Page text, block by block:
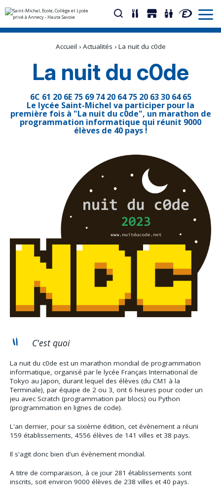
Aller
Outils
Accueil › Actualités › La nuit du c0de
La nuit du c0de
6C 61 20 6E 75 69 74 20 64 75 20 63 30 64 65
Le lycée Saint-Michel va participer pour la
première fois à "La nuit du c0de", un marathon de
programmation informatique qui réunit 9000
élèves de 40 pays !
C'est quoi
La nuit du c0de est un marathon mondial de programmation
informatique, organisé par le lycée Français International de
Tokyo au Japon, durant lequel des élèves (du CM1 à la
Terminale), par équipe de 2 ou 3, ont 6 heures pour coder un
jeu avec Scratch (programmation par blocs) ou Python
(programmation en lignes de code).
L'an dernier, pour sa sixième édition, cet évènement a réuni
159 établissements, 4556 élèves de 141 villes et 38 pays.
Il s'agit donc bien d'un évènement mondial.
A titre de comparaison, à ce jour 281 établissements sont
inscrits, soit environ 9000 élèves de 238 villes et 40 pays.